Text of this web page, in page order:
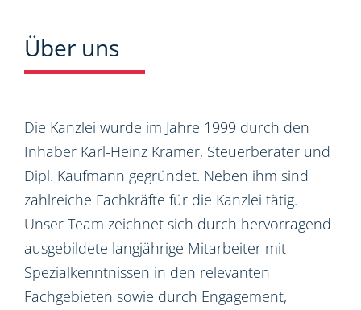
Über uns
Die Kanzlei wurde im Jahre 1999 durch den
Inhaber Karl-Heinz Kramer, Steuerberater und
Dipl. Kaufmann gegründet. Neben ihm sind
zahlreiche Fachkräfte für die Kanzlei tätig.
Unser Team zeichnet sich durch hervorragend
ausgebildete langjährige Mitarbeiter mit
Spezialkenntnissen in den relevanten
Fachgebieten sowie durch Engagement,